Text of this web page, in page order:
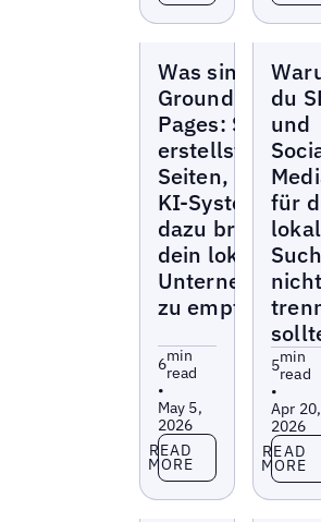
Was sind
Grounding
Pages: So
erstellst du
Seiten, die
KI-Systeme
dazu bringen,
dein lokales
Unternehmen
zu empfehlen
6min
read
•
May 5,
2026
Read more
READ
MORE
du
und
für
nicht
5min
read
•
Apr 20,
2026
Read
READ
MORE